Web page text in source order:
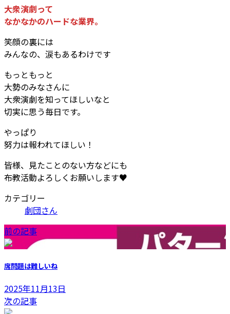
大衆演劇って
なかなかのハードな業界。
笑顔の裏には
みんなの、涙もあるわけです
もっともっと
大勢のみなさんに
大衆演劇を知ってほしいなと
切実に思う毎日です。
やっぱり
努力は報われてほしい！
皆様、見たことのない方などにも
布教活動よろしくお願いします♥️
カテゴリー
劇団さん
前の記事
席問題は難しいね
2025年11月13日
次の記事